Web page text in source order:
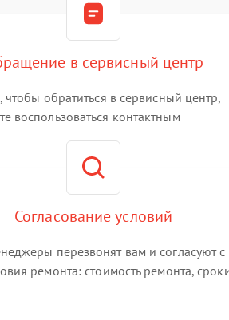
в сервисный центр
чтобы обратиться в сервисный центр,
воспользоваться контактным
на сайте
Согласование условий
перезвонят вам и согласуют с
ремонта: стоимость ремонта,